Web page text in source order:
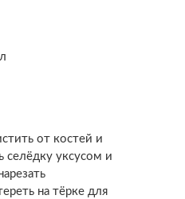
от костей и
селёдку уксусом и
на тёрке для